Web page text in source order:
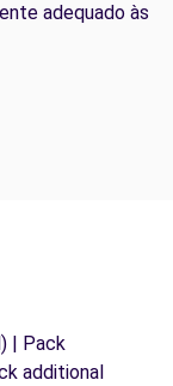
adequado às
| Pack
additional